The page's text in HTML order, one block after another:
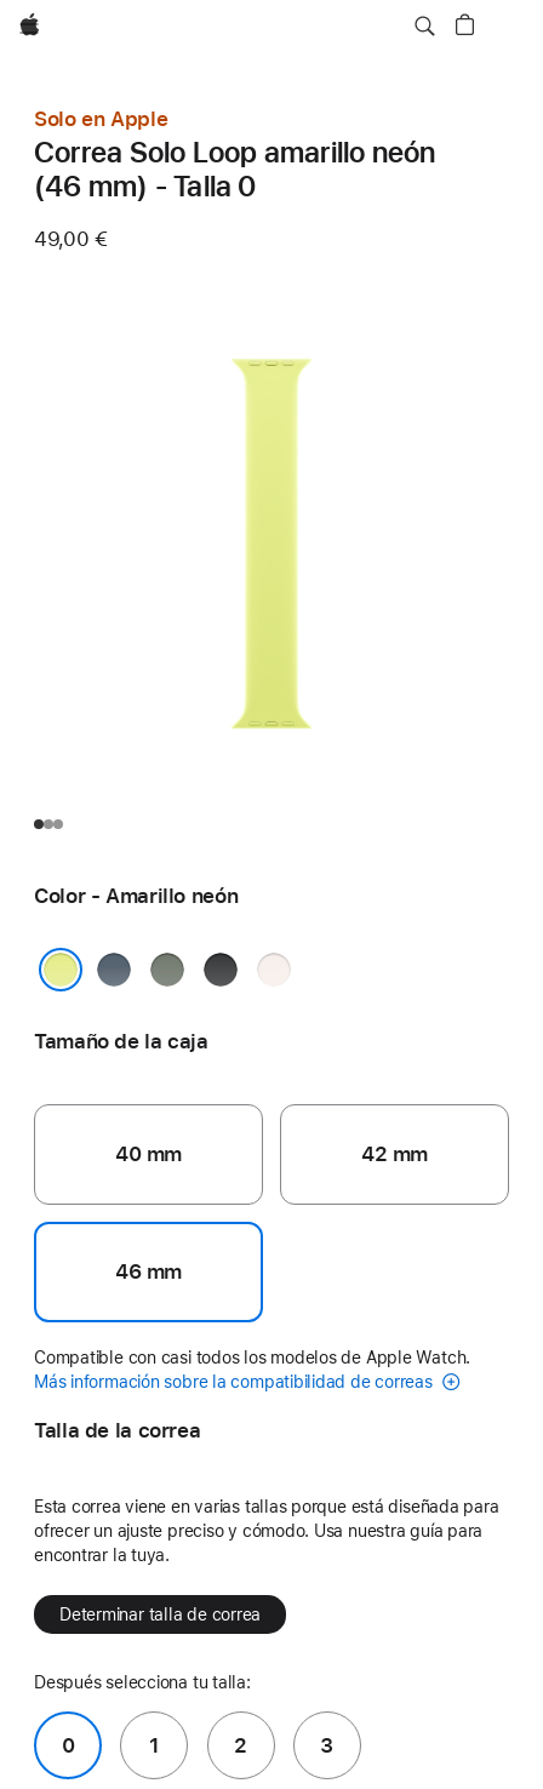
Apple
Solo en Apple
Correa Solo Loop amarillo neón
(46 mm) - Talla 0
49,00 €
Color - Amarillo neón
Azul
Gris
NegroRosa
Tamaño de la caja
40 mm 42 mm
46 mm
Compatible con casi todos los modelos de Apple Watch.
Más información sobre la compatibilidad de correas
Talla de la correa
Esta correa viene en varias tallas porque está diseñada para
ofrecer un ajuste preciso y cómodo. Usa nuestra guía para
encontrar la tuya.
Determinar talla de correa
Después selecciona tu talla:
0 1 2 3